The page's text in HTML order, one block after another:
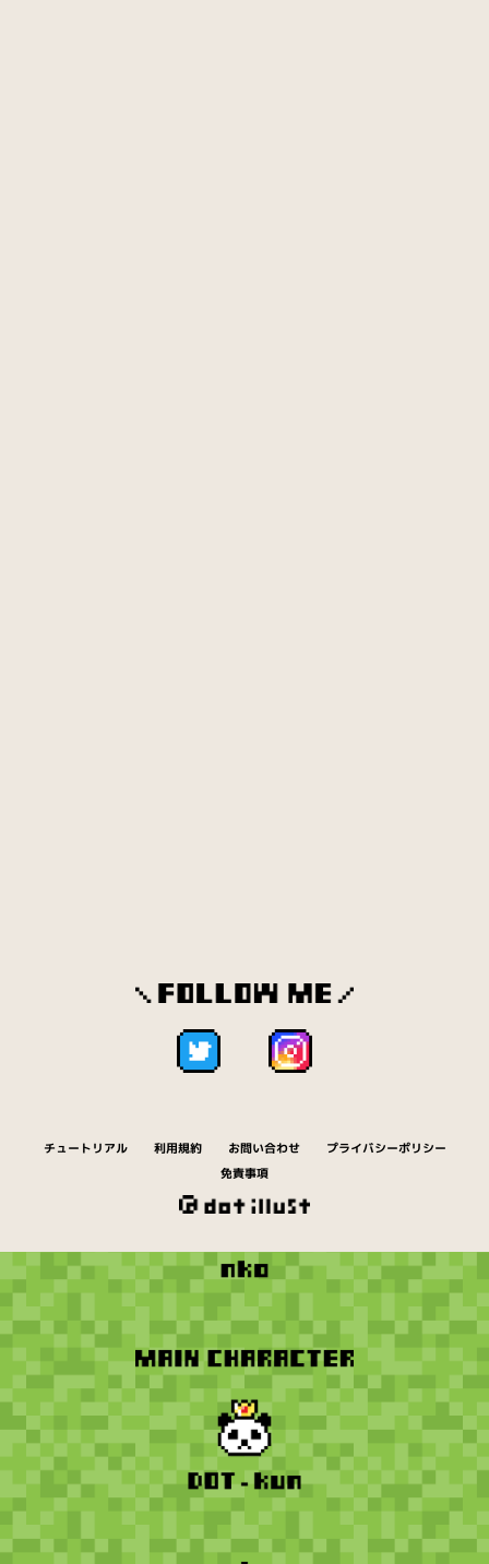
チュートリアル 利用規約 お問い合わせ
プライバシーポリシー
免責事項